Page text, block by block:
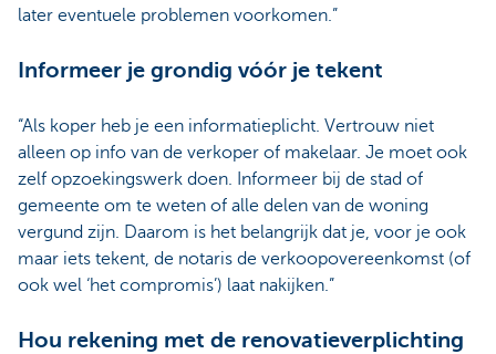
later eventuele problemen voorkomen.”
Informeer je grondig vóór je tekent
“Als koper heb je een informatieplicht. Vertrouw niet
alleen op info van de verkoper of makelaar. Je moet ook
zelf opzoekingswerk doen. Informeer bij de stad of
gemeente om te weten of alle delen van de woning
vergund zijn. Daarom is het belangrijk dat je, voor je ook
maar iets tekent, de notaris de verkoopovereenkomst (of
ook wel ‘het compromis’) laat nakijken.”
Hou rekening met de renovatieverplichting